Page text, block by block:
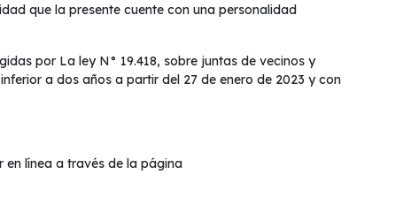
que la presente cuente con una personalidad
por La ley N° 19.418, sobre juntas de vecinos y
a dos años a partir del 27 de enero de 2023 y con
en línea a través de la página